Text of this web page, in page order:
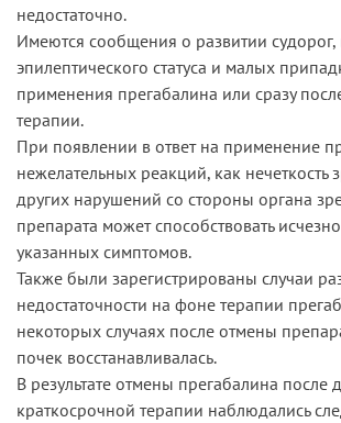
недостаточно.
Имеются сообщения о развитии судорог,
эпилептического статуса и малых
применения прегабалина или сразу
терапии.
При появлении в ответ на применение
нежелательных реакций, как нечеткость
других нарушений со стороны органа
препарата может способствовать
указанных симптомов.
Также были зарегистрированы случаи
недостаточности на фоне терапии
некоторых случаях после отмены
почек восстанавливалась.
В результате отмены прегабалина после
краткосрочной терапии наблюдались